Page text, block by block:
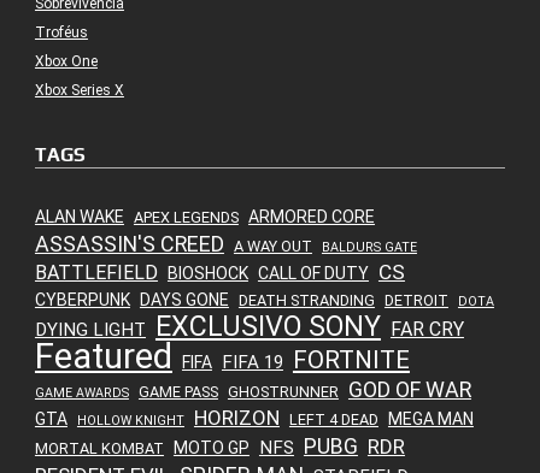
Sobrevivência
Troféus
Xbox One
Xbox Series X
TAGS
ALAN WAKE APEX LEGENDS ARMORED CORE
ASSASSIN'S CREED A WAY OUT BALDURS GATE
BATTLEFIELD BIOSHOCK CALL OF DUTY CS
CYBERPUNK DAYS GONE DEATH STRANDING DETROIT DOTA
DYING LIGHT EXCLUSIVO SONY FAR CRY
Featured FIFA FIFA 19 FORTNITE
GAME AWARDS GAME PASS GHOSTRUNNER GOD OF WAR
GTA HOLLOW KNIGHT HORIZON LEFT 4 DEAD MEGA MAN
MORTAL KOMBAT MOTO GP NFS PUBG RDR